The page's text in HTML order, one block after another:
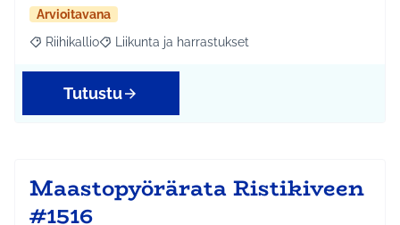
Arvioitavana
Rajaa tulokset aihepiirin mukaan: Riihikallio
Riihikallio Rajaa tulokset teeman mukaan: Liikunta ja
Liikunta ja harrastukset
Tutustu
Maastopyörärata Ristikiveen
#1516